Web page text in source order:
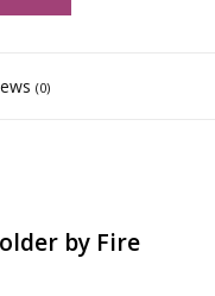
(0)
by Fire